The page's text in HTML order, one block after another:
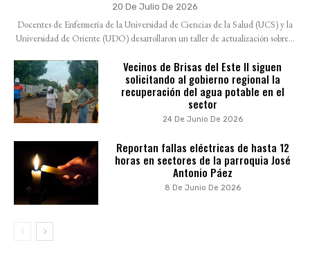
20 De Julio De 2026
Docentes de Enfermería de la Universidad de Ciencias de la Salud (UCS) y la
Universidad de Oriente (UDO) desarrollaron un taller de actualización sobre...
Vecinos de Brisas del Este II siguen
solicitando al gobierno regional la
recuperación del agua potable en el
sector
24 De Junio De 2026
Reportan fallas eléctricas de hasta 12
horas en sectores de la parroquia José
Antonio Páez
8 De Junio De 2026